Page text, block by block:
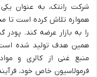
شرکت رانتک، به عنوان
همواره تلاش کرده است تا
را به بازار عرضه کند. پودر
همین هدف تولید شده
منبع غنی از کالری و
فرمولاسیون خاص خود،